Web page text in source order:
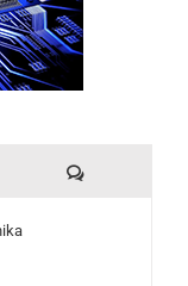
Komentari